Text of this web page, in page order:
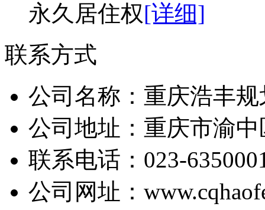
永久居住权[详细]
联系方式
公司名称：重庆浩丰
公司地址：重庆市渝
联系电话：023-
公司网址：